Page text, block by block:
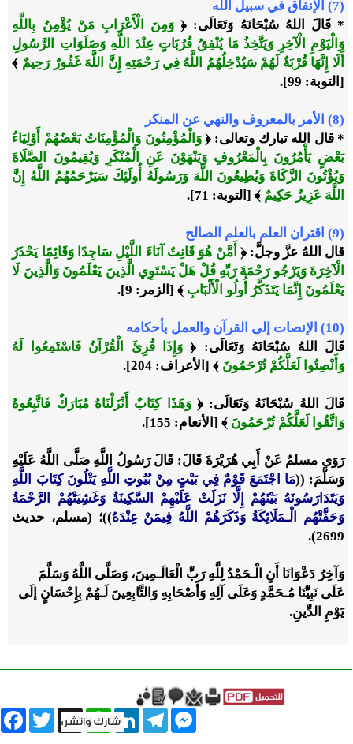
(7) الإنفاق في سبيل الله
* قَالَ اللهُ سُبْحَانَهُ وَتَعَالَى: ﴿ وَمِنَ الْأَعْرَابِ مَنْ يُؤْمِنُ بِاللَّهِ
وَالْيَوْمِ الْآخِرِ وَيَتَّخِذُ مَا يُنْفِقُ قُرُبَاتٍ عِنْدَ اللَّهِ وَصَلَوَاتِ الرَّسُولِ
أَلَا إِنَّهَا قُرْبَةٌ لَهُمْ سَيُدْخِلُهُمُ اللَّهُ فِي رَحْمَتِهِ إِنَّ اللَّهَ غَفُورٌ رَحِيمٌ ﴾
[التوبة: 99].
(8) الأمر بالمعروف والنهي عن المنكر
* قال الله تبارك وتعالى: ﴿وَالْمُؤْمِنُونَ وَالْمُؤْمِنَاتُ بَعْضُهُمْ أَوْلِيَاءُ
بَعْضٍ يَأْمُرُونَ بِالْمَعْرُوفِ وَيَنْهَوْنَ عَنِ الْمُنْكَرِ وَيُقِيمُونَ الصَّلَاةَ
وَيُؤْتُونَ الزَّكَاةَ وَيُطِيعُونَ اللَّهَ وَرَسُولَهُ أُولَئِكَ سَيَرْحَمُهُمُ اللَّهُ إِنَّ
اللَّهَ عَزِيزٌ حَكِيمٌ ﴾ [التوبة: 71].
(9) اقتران العلم بالعلم الصالح
قال اللهُ عزَّ وجلَّ: ﴿ أَمَّنْ هُوَ قَانِتٌ آنَاءَ اللَّيْلِ سَاجِدًا وَقَائِمًا يَحْذَرُ
الْآخِرَةَ وَيَرْجُو رَحْمَةَ رَبِّهِ قُلْ هَلْ يَسْتَوِي الَّذِينَ يَعْلَمُونَ وَالَّذِينَ لَا
يَعْلَمُونَ إِنَّمَا يَتَذَكَّرُ أُولُو الْأَلْبَابِ ﴾ [الزمر: 9].
(10) الإنصات إلى القرآن والعمل بأحكامه
قَالَ اللهُ سُبْحَانَهُ وَتَعَالَى: ﴿ وَإِذَا قُرِئَ الْقُرْآنُ فَاسْتَمِعُوا لَهُ
وَأَنْصِتُوا لَعَلَّكُمْ تُرْحَمُونَ ﴾ [الأعراف: 204].
قَالَ اللهُ سُبْحَانَهُ وَتَعَالَى: ﴿وَهَذَا كِتَابٌ أَنْزَلْنَاهُ مُبَارَكٌ فَاتَّبِعُوهُ
وَاتَّقُوا لَعَلَّكُمْ تُرْحَمُونَ ﴾ [الأنعام: 155].
رَوَى مسلمٌ عَنْ أَبِي هُرَيْرَةَ قَالَ: قَالَ رَسُولُ اللَّهِ صَلَّى اللَّهُ عَلَيْهِ
وَسَلَّمَ: ((مَا اجْتَمَعَ قَوْمٌ فِي بَيْتٍ مِنْ بُيُوتِ اللَّهِ يَتْلُونَ كِتَابَ اللَّهِ
وَيَتَدَارَسُونَهُ بَيْنَهُمْ إِلَّا نَزَلَتْ عَلَيْهِمْ السَّكِينَةُ وَغَشِيَتْهُمْ الرَّحْمَةُ
وَحَفَّتْهُم الْـمَلَائِكَةُ وَذَكَرَهُمْ اللَّهُ فِيمَنْ عِنْدَهُ))؛ (مسلم، حديث
2699).
وَآخِرُ دَعْوَانَا أَنِ الْـحَمْدُ لِلَّهِ رَبِّ الْعَالَـمِينَ، وَصَلَّى اللَّهُ وَسَلَّمَ
عَلَى نَبِيِّنَا مُـحَمَّدٍ وَعَلَى آلِهِ وَأَصْحَابِهِ وَالتَّابِعِينَ لَـهُمْ بِإِحْسَانٍ إلَى
يَوْمِ الدِّينِ.
Twitter X
WhatsAppLinkedInTelegram
Messenger